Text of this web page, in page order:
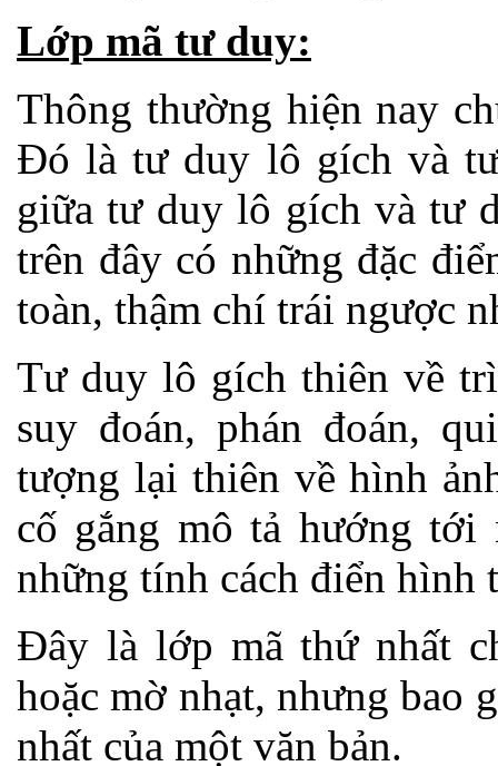
Lớp mã tư duy:
Thông thường hiện nay
Đó là tư duy lô gích và
giữa tư duy lô gích và tư
trên đây có những đặc
toàn, thậm chí trái ngược
Tư duy lô gích thiên về
suy đoán, phán đoán,
tượng lại thiên về hình
cố gắng mô tả hướng tới
những tính cách điển hình
Đây là lớp mã thứ nhất
hoặc mờ nhạt, nhưng bao
nhất của một văn bản.